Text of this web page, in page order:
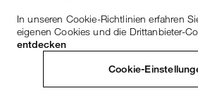
In unseren Cookie-Richtlinien erfahren
eigenen Cookies und die Drittanbieter-
entdecken
Cookie-